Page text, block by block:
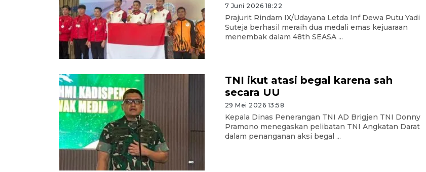
7 Juni 2026 18:22
Prajurit Rindam IX/Udayana Letda Inf Dewa Putu Yadi
Suteja berhasil meraih dua medali emas kejuaraan
menembak dalam 48th SEASA ...
TNI ikut atasi begal karena sah
secara UU
29 Mei 2026 13:58
Kepala Dinas Penerangan TNI AD Brigjen TNI Donny
Pramono menegaskan pelibatan TNI Angkatan Darat
dalam penanganan aksi begal ...